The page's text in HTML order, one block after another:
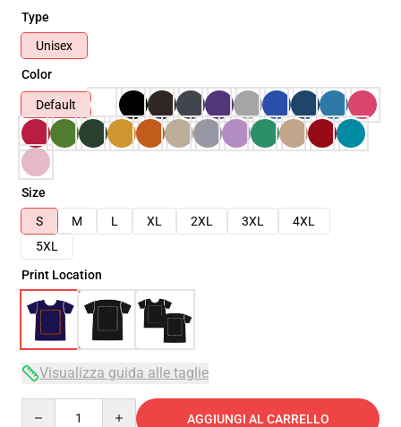
Type
Unisex
Color
Default
Size
S
M L XL 2XL 3XL
4XL
5XL
Print Location
Visualizza guida alle taglie
AGGIUNGI AL CARRELLO